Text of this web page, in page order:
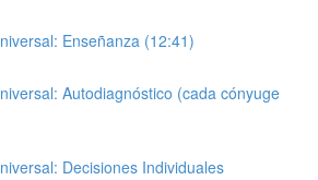
Enseñanza (12:41)
Autodiagnóstico (cada cónyuge
Decisiones Individuales